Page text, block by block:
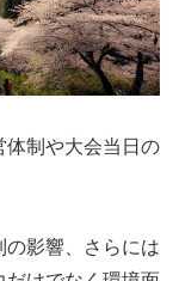
体制や大会当日の
影響、さらには